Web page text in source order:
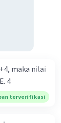
maka nilai
4
terverifikasi